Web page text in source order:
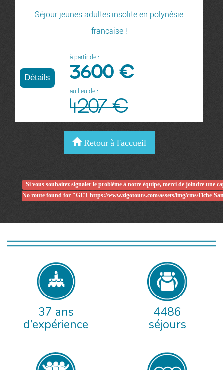
Séjour jeunes adultes insolite en polynésie
française !
Détails
à partir de :
3600 €
au lieu de :
4207 €
Retour à l'accueil
Si vous souhaitez signaler le problème à notre équipe, merci de joindre une
No route found for "GET https://www.zigotours.com/assets/img/cms/Fiche-
37 ans
d’expérience
4486
séjours